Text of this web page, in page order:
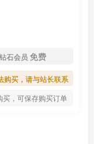
钻石会员 免费
购买，请与站长联系
，可保存购买订单